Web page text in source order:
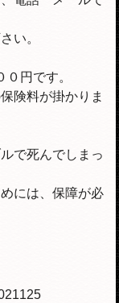
い。
円です。
険料が掛かりま
で死んでしまっ
には、保障が必